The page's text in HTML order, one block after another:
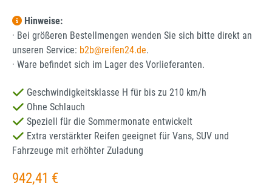
Hinweise:
· Bei größeren Bestellmengen wenden Sie sich bitte direkt an
unseren Service: b2b@reifen24.de.
· Ware befindet sich im Lager des Vorlieferanten.
Geschwindigkeitsklasse H für bis zu 210 km/h
Ohne Schlauch
Speziell für die Sommermonate entwickelt
Extra verstärkter Reifen geeignet für Vans, SUV und
Fahrzeuge mit erhöhter Zuladung
Regulärer Preis:
942,41 €